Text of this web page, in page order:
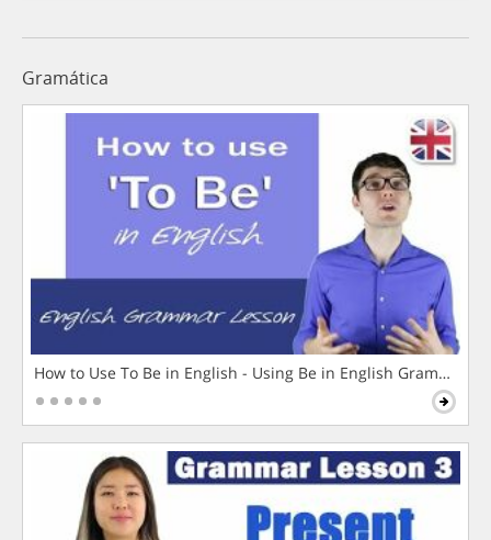
Gramática
How to Use To Be in English - Using Be in English Grammar